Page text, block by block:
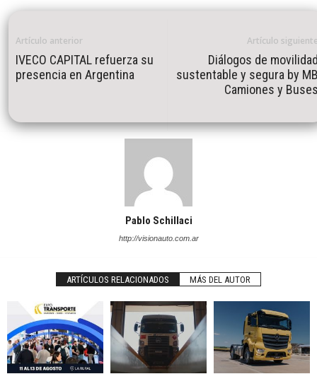
Artículo anterior
IVECO CAPITAL refuerza su
presencia en Argentina
Artículo
Diálogos de
sustentable y segura by
Camiones y
Pablo Schillaci
http://visionauto.com.ar
ARTÍCULOS RELACIONADOS MÁS DEL AUTOR